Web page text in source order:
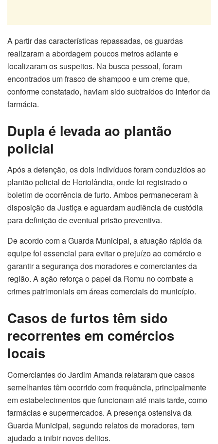
A partir das características repassadas, os guardas
realizaram a abordagem poucos metros adiante e
localizaram os suspeitos. Na busca pessoal, foram
encontrados um frasco de shampoo e um creme que,
conforme constatado, haviam sido subtraídos do interior da
farmácia.
Dupla é levada ao plantão
policial
Após a detenção, os dois indivíduos foram conduzidos ao
plantão policial de Hortolândia, onde foi registrado o
boletim de ocorrência de furto. Ambos permaneceram à
disposição da Justiça e aguardam audiência de custódia
para definição de eventual prisão preventiva.
De acordo com a Guarda Municipal, a atuação rápida da
equipe foi essencial para evitar o prejuízo ao comércio e
garantir a segurança dos moradores e comerciantes da
região. A ação reforça o papel da Romu no combate a
crimes patrimoniais em áreas comerciais do município.
Casos de furtos têm sido
recorrentes em comércios
locais
Comerciantes do Jardim Amanda relataram que casos
semelhantes têm ocorrido com frequência, principalmente
em estabelecimentos que funcionam até mais tarde, como
farmácias e supermercados. A presença ostensiva da
Guarda Municipal, segundo relatos de moradores, tem
ajudado a inibir novos delitos.